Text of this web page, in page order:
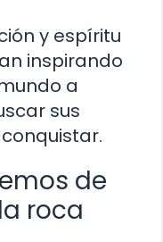
y espíritu
inspirando
a
sus
de
roca